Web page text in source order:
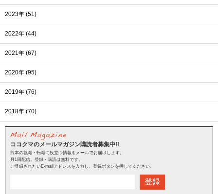
2023年 (51)
2022年 (44)
2021年 (67)
2020年 (95)
2019年 (76)
2018年 (70)
ココクマのメールマガジン購読者募集中!!
熊本の就職・転職に役立つ情報をメールでお届けします。
月1回配信。登録・購読は無料です。
ご登録されたいE-mailアドレスを入力し、登録ボタンを押してください。
登録